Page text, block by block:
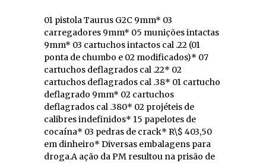
01 pistola Taurus G2C 9mm* 03
carregadores 9mm* 05 munições intactas
9mm* 03 cartuchos intactos cal .22 (01
ponta de chumbo e 02 modificados)* 07
cartuchos deflagrados cal .22* 02
cartuchos deflagrados cal .38* 01 cartucho
deflagrado 9mm* 02 cartuchos
deflagrados cal .380* 02 projéteis de
calibres indefinidos* 15 papelotes de
cocaína* 03 pedras de crack* R\$ 403,50
em dinheiro* Diversas embalagens para
droga.A ação da PM resultou na prisão de